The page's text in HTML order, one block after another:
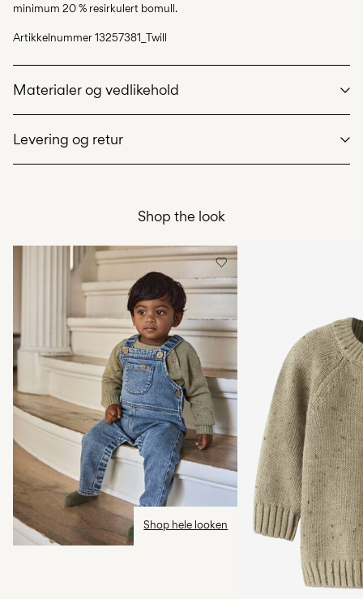
minimum 20 % resirkulert bomull.
Artikkelnummer13257381_Twill
Materialer og vedlikehold
Ikke tørrens
Tørk liggende
Levering og retur
Leveringsalternativer
Retur og bytte
Shop the look
Shop hele looken